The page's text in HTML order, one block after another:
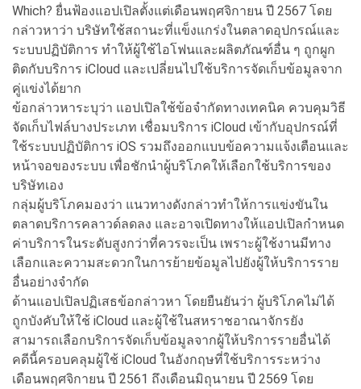
Which? ยื่นฟ้องแอปเปิลตั้งแต่เดือนพฤศจิกายน ปี 2567 โดย
กล่าวหาว่า บริษัทใช้สถานะที่แข็งแกร่งในตลาดอุปกรณ์และ
ระบบปฏิบัติการ ทำให้ผู้ใช้ไอโฟนและผลิตภัณฑ์อื่น ๆ ถูกผูก
ติดกับบริการ iCloud และเปลี่ยนไปใช้บริการจัดเก็บข้อมูลจาก
คู่แข่งได้ยาก
ข้อกล่าวหาระบุว่า แอปเปิลใช้ข้อจำกัดทางเทคนิค ควบคุมวิธี
จัดเก็บไฟล์บางประเภท เชื่อมบริการ iCloud เข้ากับอุปกรณ์ที่
ใช้ระบบปฏิบัติการ iOS รวมถึงออกแบบข้อความแจ้งเตือนและ
หน้าจอของระบบ เพื่อชักนำผู้บริโภคให้เลือกใช้บริการของ
บริษัทเอง
กลุ่มผู้บริโภคมองว่า แนวทางดังกล่าวทำให้การแข่งขันใน
ตลาดบริการคลาวด์ลดลง และอาจเปิดทางให้แอปเปิลกำหนด
ค่าบริการในระดับสูงกว่าที่ควรจะเป็น เพราะผู้ใช้งานมีทาง
เลือกและความสะดวกในการย้ายข้อมูลไปยังผู้ให้บริการราย
อื่นอย่างจำกัด
ด้านแอปเปิลปฏิเสธข้อกล่าวหา โดยยืนยันว่า ผู้บริโภคไม่ได้
ถูกบังคับให้ใช้ iCloud และผู้ใช้ในสหราชอาณาจักรยัง
สามารถเลือกบริการจัดเก็บข้อมูลจากผู้ให้บริการรายอื่นได้
คดีนี้ครอบคลุมผู้ใช้ iCloud ในอังกฤษที่ใช้บริการระหว่าง
เดือนพฤศจิกายน ปี 2561 ถึงเดือนมิถุนายน ปี 2569 โดย